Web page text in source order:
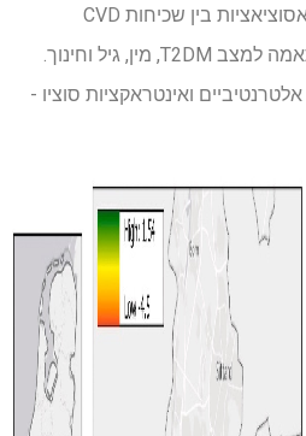
רגרסיה של COX כדי לחקור אסוציאציות בין שכיחות CVD
לחשיפות סביבתיות, תוך התאמה למצב T2DM, מין, גיל וחינוך.
ואינטראקציות סוציו -